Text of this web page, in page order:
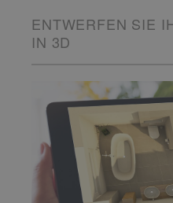
ENTWERFEN SIE
IN 3D